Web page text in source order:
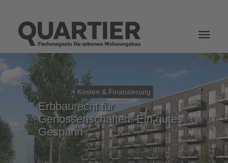
Kosten & Finanzierung
Erbbaurecht für
Genossenschaften: Ein gutes
Gespann